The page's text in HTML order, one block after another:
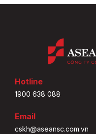
Hotline
1900 638 088
Email
cskh@aseansc.com.vn